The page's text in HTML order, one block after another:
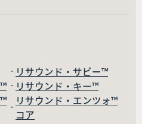
リサウンド・サビー™
リサウンド・キー™
リサウンド・エンツォ™
コア